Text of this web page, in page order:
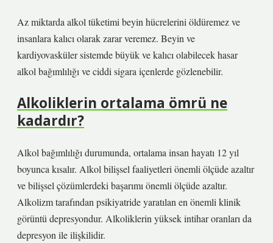
Az miktarda alkol tüketimi beyin hücrelerini öldüremez ve
insanlara kalıcı olarak zarar veremez. Beyin ve
kardiyovasküler sistemde büyük ve kalıcı olabilecek hasar
alkol bağımlılığı ve ciddi sigara içenlerde gözlenebilir.
Alkoliklerin ortalama ömrü ne
kadardır?
Alkol bağımlılığı durumunda, ortalama insan hayatı 12 yıl
boyunca kısalır. Alkol bilişsel faaliyetleri önemli ölçüde azaltır
ve bilişsel çözümlerdeki başarımı önemli ölçüde azaltır.
Alkolizm tarafından psikiyatride yaratılan en önemli klinik
görüntü depresyondur. Alkoliklerin yüksek intihar oranları da
depresyon ile ilişkilidir.